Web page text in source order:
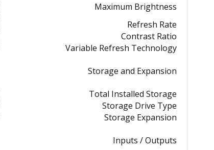
Maximum Brightness
Refresh Rate
Contrast Ratio
Variable Refresh Technology
Storage and Expansion
Total Installed Storage
Storage Drive Type
Storage Expansion
Inputs / Outputs